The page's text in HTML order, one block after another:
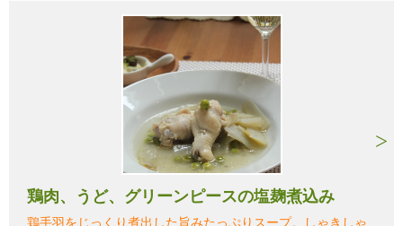
鶏肉、うど、グリーンピースの塩麹煮込み
鶏手羽をじっくり煮出した旨みたっぷりスープ。しゃきしゃ